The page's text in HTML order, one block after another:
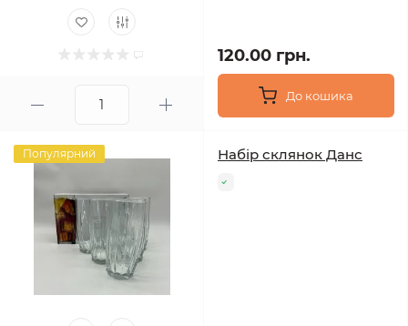
120.00 грн.
До кошика
Популярний Набір склянок Данс